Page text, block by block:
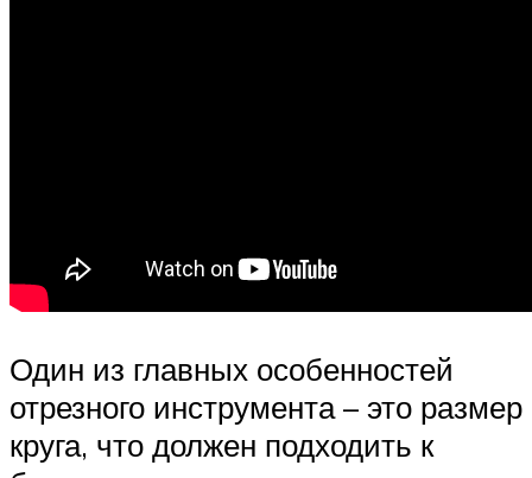
Один из главных особенностей
отрезного инструмента – это размер
круга, что должен подходить к